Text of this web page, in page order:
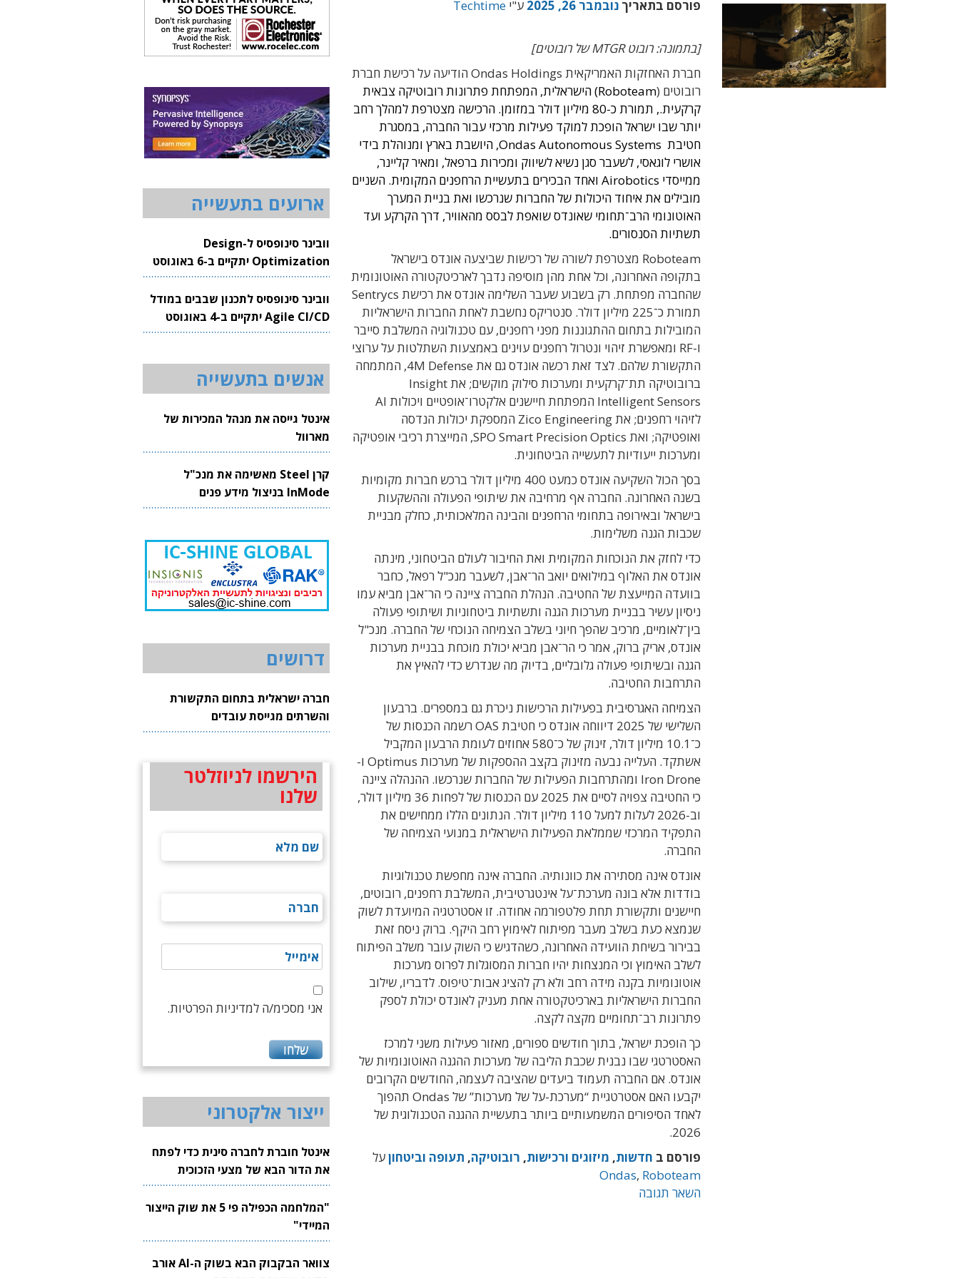
פורסם בתאריך נובמבר 26, 2025 ע"י Techtime
[בתמונה: רובוט MTGR של רובוטים]
חברת האחזקות האמריקאית Ondas Holdings הודיעה על רכישת חברת
רובוטים (
Roboteam) הישראלית, המפתחת פתרונות רובוטיקה צבאית
קרקעית., תמורת כ-80 מיליון דולר במזומן. הרכישה מצטרפת למהלך רחב
יותר שבו ישראל הופכת למוקד פעילות מרכזי עבור החברה, במסגרת
חטיבת Ondas Autonomous Systems, היושבת בארץ ומנוהלת בידי
אושרי לוגאסי, לשעבר סגן נשיא לשיווק ומכירות ברפאל, ומאיר קליינר,
ממייסדי Airobotics ואחד הבכירים בתעשיית הרחפנים המקומית. השניים
מובילים את איחוד היכולות של החברות שנרכשו ואת בניית המערך
האוטונומי הרב־תחומי שאונדס שואפת לבסס מהאוויר, דרך הקרקע ועד
תשתיות הסנסורים.
Roboteam מצטרפת לשורה של רכישות שביצעה אונדס בישראל
בתקופה האחרונה, וכל אחת מהן מוסיפה נדבך לארכיטקטורה האוטונומית
שהחברה מפתחת. רק בשבוע שעבר השלימה אונדס את רכישת Sentrycs
תמורת כ־225 מיליון דולר. סנטריקס נחשבת לאחת החברות הישראליות
המובילות בתחום ההתגוננות מפני רחפנים, עם טכנולוגיה המשלבת סייבר
ו-RF ומאפשרת זיהוי ונטרול רחפנים עוינים באמצעות השתלטות על ערוצי
התקשורת שלהם. לצד זאת רכשה אונדס גם את 4M Defense, המתמחה
ברובוטיקה תת־קרקעית ומערכות סילוק מוקשים; את Insight
Intelligent Sensors המפתחת חיישנים אלקטרו־אופטיים ויכולות AI
לזיהוי רחפנים; את Zico Engineering המספקת יכולות הנדסה
ואופטיקה; ואת SPO Smart Precision Optics, המייצרת רכיבי אופטיקה
ומערכות ייעודיות לתעשייה הביטחונית.
בסך הכול השקיעה אונדס כמעט 400 מיליון דולר ברכש חברות מקומיות
בשנה האחרונה. החברה אף מרחיבה את שיתופי הפעולה וההשקעות
בישראל ובאירופה בתחומי הרחפנים והבינה המלאכותית, כחלק מבניית
שכבות הגנה משלימות.
כדי לחזק את הנוכחות המקומית ואת החיבור לעולם הביטחוני, מינתה
אונדס את האלוף במילואים יואב הר־אבן, לשעבר מנכ"ל רפאל, כחבר
בוועדה המייעצת של החטיבה. הנהלת החברה ציינה כי הר־אבן מביא עמו
ניסיון עשיר בבניית מערכות הגנה ותשתיות ביטחוניות ושיתופי פעולה
בין־לאומיים, מרכיב שהפך חיוני בשלב הצמיחה הנוכחי של החברה. מנכ"ל
אונדס, אריק ברוק, אמר כי הר־אבן מביא יכולת מוכחת בבניית מערכות
הגנה ובשיתופי פעולה גלובליים, בדיוק מה שנדרש כדי להאיץ את
התרחבות החטיבה.
הצמיחה האגרסיבית בפעילות הרכישות ניכרת גם במספרים. ברבעון
השלישי של 2025 דיווחה אונדס כי חטיבת OAS רשמה הכנסות של
כ־10.1 מיליון דולר, זינוק של כ־580 אחוזים לעומת הרבעון המקביל
אשתקד. העלייה נבעה מזינוק בקצב ההספקות של מערכות Optimus ו-
Iron Drone ומהתרחבות הפעילות של החברות שנרכשו. ההנהלה ציינה
כי החטיבה צפויה לסיים את 2025 עם הכנסות של לפחות 36 מיליון דולר,
וב-2026 לעלות למעל 110 מיליון דולר. הנתונים הללו ממחישים את
התפקיד המרכזי שממלאת הפעילות הישראלית במנועי הצמיחה של
החברה.
אונדס אינה מסתירה את כוונותיה. החברה אינה מחפשת טכנולוגיות
בודדות אלא בונה מערכת־על אינטגרטיבית, המשלבת רחפנים, רובוטים,
חיישנים ותקשורת תחת פלטפורמה אחודה. זו אסטרטגיה המיועדת לשוק
שנמצא כעת בשלב מעבר מפיתוח לאימוץ רחב היקף. ברוק ניסח זאת
בבירור בשיחת הוועידה האחרונה, כשהדגיש כי השוק עובר משלב הפיתוח
לשלב האימוץ וכי המנצחות יהיו חברות המסוגלות לפרוס מערכות
אוטונומיות בקנה מידה רחב ולא רק להציג אבות־טיפוס. לדבריו, שילוב
החברות הישראליות בארכיטקטורה אחת מעניק לאונדס יכולת לספק
פתרונות רב־תחומיים מקצה לקצה.
כך הופכת ישראל, בתוך חודשים ספורים, מאזור פעילות משני למרכז
האסטרטגי שבו נבנית שכבת הליבה של מערכות ההגנה האוטונומיות של
אונדס. אם החברה תעמוד ביעדים שהציבה לעצמה, החודשים הקרובים
יקבעו האם אסטרטגיית “מערכת-על של מערכות” של Ondas תהפוך
לאחד הסיפורים המשמעותיים ביותר בתעשיית ההגנה הטכנולוגית של
2026.
פורסם ב חדשות, מיזוגים ורכישות, רובוטיקה, תעופה וביטחוןעל
Ondas, Roboteam
השאר תגובה
ארועים בתעשייה
וובינר סינופסיס ל-Design
Optimization יתקיים ב-6 באוגוסט
2026
וובינר סינופסיס לתכנון שבבים במודל
Agile CI/CD יתקיים ב-4 באוגוסט
2026
אנשים בתעשייה
אינטל גייסה את מנהל המכירות של
מארוול
קרן Steel מאשימה את מנכ"ל
InMode בניצול מידע פנים
דרושים
חברה ישראלית בתחום התקשורת
והשרתים מגייסת עובדים
הירשמו לניוזלטר
שלנו
אני מסכימ/ה למדיניות הפרטיות.
ייצור אלקטרוני
אינטל חוברת לחברה סינית כדי לפתח
את הדור הבא של מצעי הזכוכית
לשבבים
"המלחמה הכפילה פי 5 את שוק הייצור
המיידי"
צוואר הבקבוק הבא בשוק ה-AI אורב